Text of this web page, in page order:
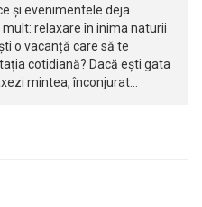
și evenimentele deja
relaxare în inima naturii
o vacanță care să te
cotidiană? Dacă ești gata
mintea, înconjurat…